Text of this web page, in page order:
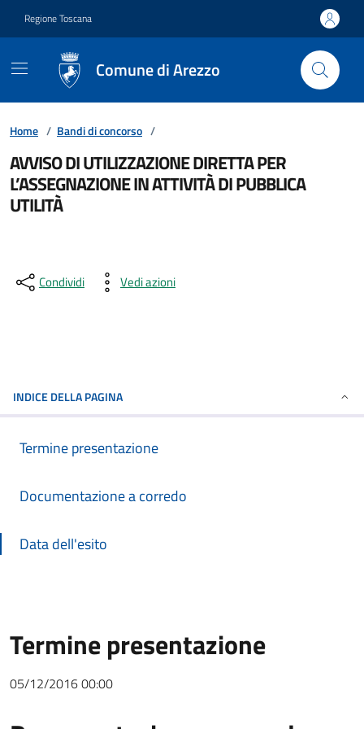
Regione Toscana
Comune di Arezzo
Home / Bandi di concorso /
AVVISO DI UTILIZZAZIONE DIRETTA PER
L’ASSEGNAZIONE IN ATTIVITÀ DI PUBBLICA
UTILITÀ
Condividi Vedi azioni
INDICE DELLA PAGINA
Termine presentazione
Documentazione a corredo
Data dell'esito
Termine presentazione
05/12/2016 00:00